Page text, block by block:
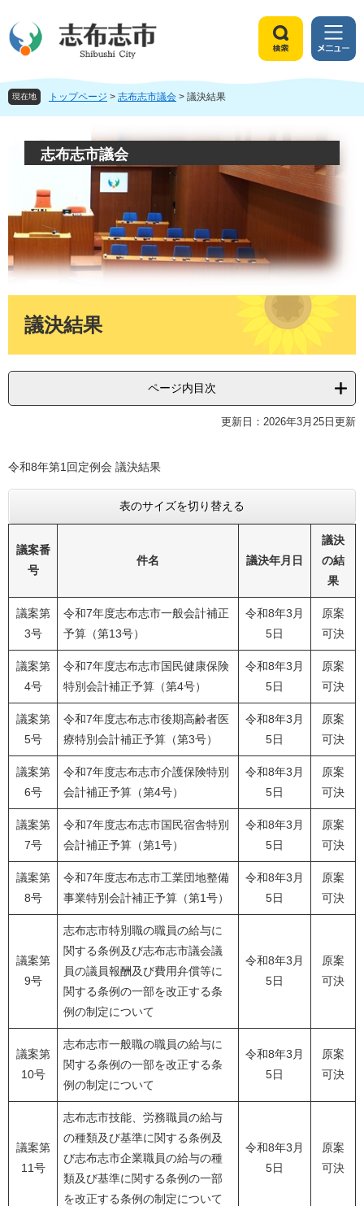
ジ
頭
ュ
飛
索
メ
ニ
ュ
現在地 トップページ > 志布志市議会 > 議決結果
志布志市議会
議決結果
ページ内目次
更新日：2026年3月25日更新
​​令和8年第1回定例会 議決結果
表のサイズを切り替える
議案番
号
件名 議決年月日
議決
の結
果
議案第
3号
令和7年度志布志市一般会計補正
予算（第13号）
令和8年3月
5日
原案
可決
議案第
4号
令和7年度志布志市国民健康保険
特別会計補正予算（第4号）
令和8年3月
5日
原案
可決
議案第
5号
令和7年度志布志市後期高齢者医
療特別会計補正予算（第3号）
令和8年3月
5日
原案
可決
議案第
6号
令和7年度志布志市介護保険特別
会計補正予算（第4号）
令和8年3月
5日
原案
可決
議案第
7号
令和7年度志布志市国民宿舎特別
会計補正予算（第1号）
令和8年3月
5日
原案
可決
議案第
8号
令和7年度志布志市工業団地整備
事業特別会計補正予算（第1号）
令和8年3月
5日
原案
可決
議案第
9号
志布志市特別職の職員の給与に
関する条例及び志布志市議会議
員の議員報酬及び費用弁償等に
関する条例の一部を改正する条
例の制定について
令和8年3月
5日
原案
可決
議案第
10号
志布志市一般職の職員の給与に
関する条例の一部を改正する条
例の制定について
令和8年3月
5日
原案
可決
議案第
11号
志布志市技能、労務職員の給与
の種類及び基準に関する条例及
び志布志市企業職員の給与の種
類及び基準に関する条例の一部
を改正する条例の制定について
令和8年3月
5日
原案
可決